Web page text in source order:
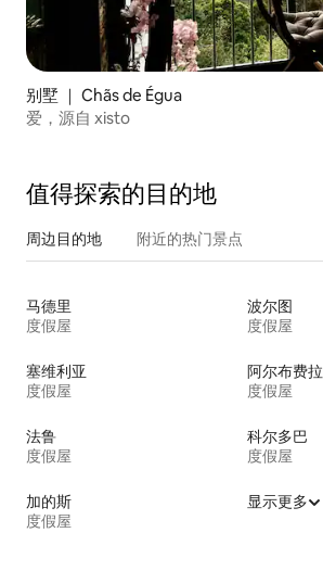
别墅 ｜ Chãs de Égua
爱，源自 xisto
值得探索的目的地
周边目的地 附近的热门景点
马德里
度假屋
波尔图
度假屋
塞维利亚
度假屋
阿尔布费拉
度假屋
法鲁
度假屋
科尔多巴
度假屋
加的斯
度假屋
显示更多